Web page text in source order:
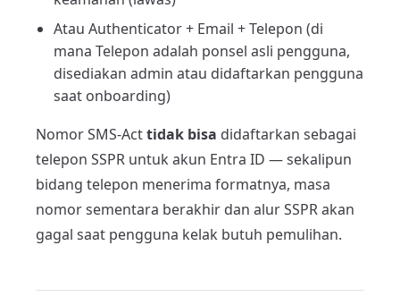
Atau Authenticator + Email + Telepon (di
mana Telepon adalah ponsel asli pengguna,
disediakan admin atau didaftarkan pengguna
saat onboarding)
Nomor SMS-Acttidak bisa didaftarkan sebagai
telepon SSPR untuk akun Entra ID — sekalipun
bidang telepon menerima formatnya, masa
nomor sementara berakhir dan alur SSPR akan
gagal saat pengguna kelak butuh pemulihan.